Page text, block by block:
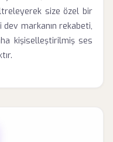
size özel bir
markanın rekabeti,
kişiselleştirilmiş ses